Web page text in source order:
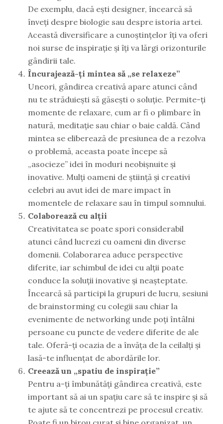
De exemplu, dacă ești designer, încearcă să
înveți despre biologie sau despre istoria artei.
Această diversificare a cunoștințelor îți va oferi
noi surse de inspirație și îți va lărgi orizonturile
gândirii tale.
Încurajează-ți mintea să „se relaxeze”
Uneori, gândirea creativă apare atunci când
nu te străduiești să găsești o soluție. Permite-ți
momente de relaxare, cum ar fi o plimbare în
natură, meditație sau chiar o baie caldă. Când
mintea se eliberează de presiunea de a rezolva
o problemă, aceasta poate începe să
„asocieze” idei în moduri neobișnuite și
inovative. Mulți oameni de știință și creativi
celebri au avut idei de mare impact în
momentele de relaxare sau în timpul somnului.
Colaborează cu alții
Creativitatea se poate spori considerabil
atunci când lucrezi cu oameni din diverse
domenii. Colaborarea aduce perspective
diferite, iar schimbul de idei cu alții poate
conduce la soluții inovative și neașteptate.
Încearcă să participi la grupuri de lucru, sesiuni
de brainstorming cu colegii sau chiar la
evenimente de networking unde poți întâlni
persoane cu puncte de vedere diferite de ale
tale. Oferă-ți ocazia de a învăța de la ceilalți și
lasă-te influențat de abordările lor.
Creează un „spatiu de inspirație”
Pentru a-ți îmbunătăți gândirea creativă, este
important să ai un spațiu care să te inspire și să
te ajute să te concentrezi pe procesul creativ.